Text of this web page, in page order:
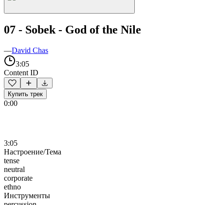
07 - Sobek - God of the Nile
—David Chas
3:05
Content ID
Купить трек
0:00
3:05
Настроение/Тема
tense
neutral
corporate
ethno
Инструменты